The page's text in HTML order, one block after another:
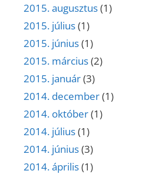
2015. augusztus(1)
2015. július(1)
2015. június(1)
2015. március(2)
2015. január(3)
2014. december(1)
2014. október(1)
2014. július(1)
2014. június(3)
2014. április(1)